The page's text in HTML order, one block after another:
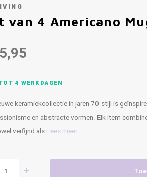
van 4 Americano
4 WERKDAGEN
keramiekcollectie in jaren 70-stijl is
en abstracte vormen. Elk item
verfijnd alsLees meer